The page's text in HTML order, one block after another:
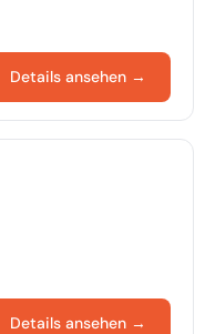
Details ansehen →
Details ansehen →